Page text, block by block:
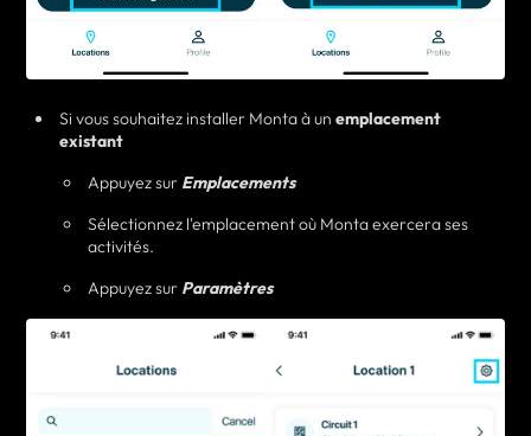
Si vous souhaitez installer Monta à un emplacement
existant
Appuyez sur Emplacements
Sélectionnez l'emplacement où Monta exercera ses
activités.
Appuyez sur Paramètres